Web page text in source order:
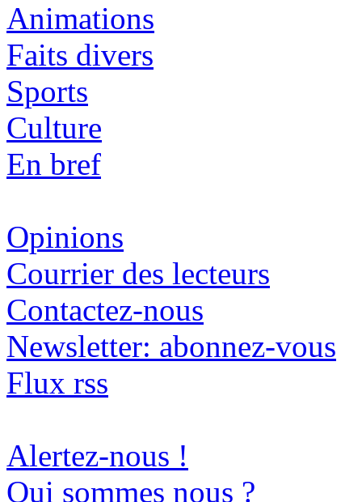
Animations
Faits divers
Sports
Culture
En bref
Opinions
Courrier des lecteurs
Contactez-nous
Newsletter: abonnez-vous
Flux rss
Alertez-nous !
Qui sommes nous ?